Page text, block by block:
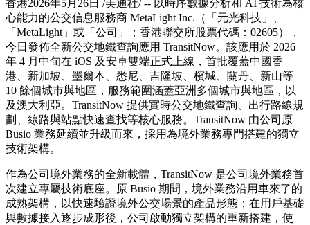
香港2026年5月26日 /美通社/ -- 以時序數據分析和 AI 技術為核
心能力的公交信息服務商 MetaLight Inc.（「元光科技」、
「MetaLight」或「公司」；香港聯交所股票代碼：02605），
今日發佈全新公交地鐵查詢應用 TransitNow。該應用於 2026
年 4 月中旬在 iOS 及安卓雙端正式上線，首批覆蓋中國香
港、新加坡、墨爾本、悉尼、吉隆坡、檳城、關丹、新山等
10 餘個城市與地區，服務範圍涵蓋亞洲多個城市與地區，以
及澳大利亞。TransitNow 提供實時公交地鐵查詢、出行路線規
劃、線路與站點快速查找等核心服務。TransitNow 由公司原
Busio 業務延續並升級而來，採用為境外業務專門搭建的獨立
技術架構。
作為公司境外業務的全新載體，TransitNow 是公司境外業務首
次建立專屬技術底座。原 Busio 期間，境外業務沿用車來了的
成熟架構，以快速驗證境外公交場景的產品形態；在用戶基礎
與數據接入逐步成形後，公司啟動獨立架構的重新搭建，使